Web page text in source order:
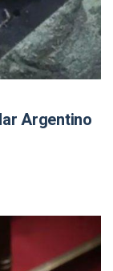
Argentino